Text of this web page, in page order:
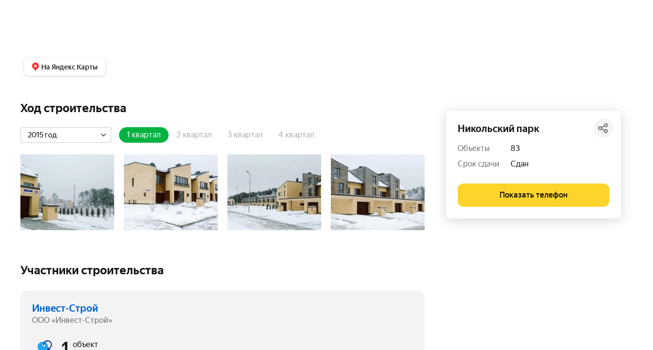
На Яндекс Карты
Ход строительства
2015 год 1 квартал 2 квартал 3 квартал 4 квартал
Участники строительства
Инвест-Строй
ООО «Инвест-Строй»
объект
Никольский парк
Объекты
83
Срок сдачи
Сдан
Показать телефон